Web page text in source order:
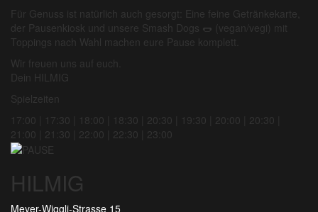
Für Genuss ist natürlich auch gesorgt: Eine feine Getränkekarte,
der Pausenkiosk und unsere Smash Dogs 🌭 (vegan/vegi) mit
Toppings nach Wahl machen eure Pause komplett.
Wir freuen uns auf euch.
Dein HILMIG
Spielzeiten
17:00 | 17:30 | 18:00 | 18:30 | 20:30 | 19:30 | 20:00 | 20:30 |
21:00 | 21:30 | 22:00 | 22:30 | 23:00
HILMIG
Meyer-Wiggli-Strasse 15